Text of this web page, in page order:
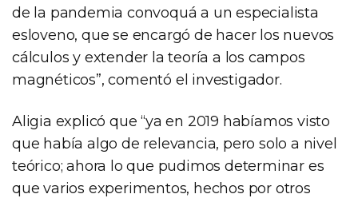
de la pandemia convoquá a un especialista
esloveno, que se encargó de hacer los nuevos
cálculos y extender la teoría a los campos
magnéticos”, comentó el investigador.
Aligia explicó que “ya en 2019 habíamos visto
que había algo de relevancia, pero solo a nivel
teórico; ahora lo que pudimos determinar es
que varios experimentos, hechos por otros